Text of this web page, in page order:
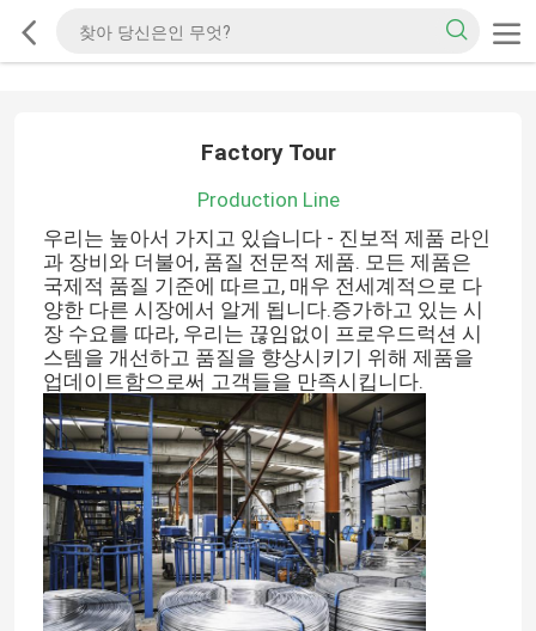
Factory Tour
Production Line
우리는 높아서 가지고 있습니다 - 진보적 제품 라인
과 장비와 더불어, 품질 전문적 제품. 모든 제품은
국제적 품질 기준에 따르고, 매우 전세계적으로 다
양한 다른 시장에서 알게 됩니다.증가하고 있는 시
장 수요를 따라, 우리는 끊임없이 프로우드럭션 시
스템을 개선하고 품질을 향상시키기 위해 제품을
업데이트함으로써 고객들을 만족시킵니다.